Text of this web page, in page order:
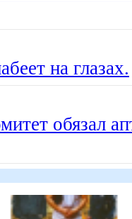
на глазах.
обязал